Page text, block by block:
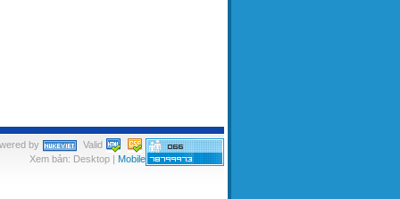
by
Valid
Xem bản: Desktop | Mobile